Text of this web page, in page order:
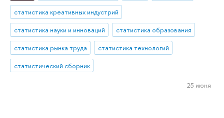
статистика креативных индустрий
статистика науки и инноваций
статистика образования
статистика рынка труда
статистика технологий
статистический сборник
25 июня